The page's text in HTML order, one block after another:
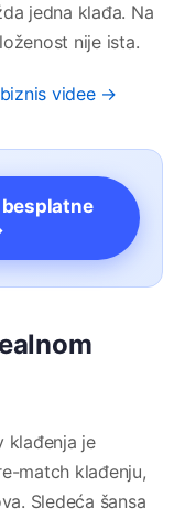
jedna klađa. Na
nije ista.
videe →
besplatne
klađenja je
match klađenju,
Sledeća šansa